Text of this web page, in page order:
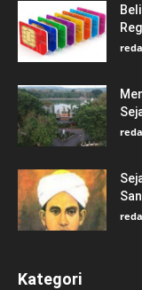
Kategori